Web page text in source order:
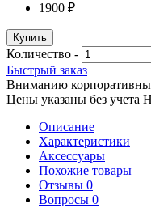
1900 ₽
Купить
Количество -
Быстрый заказ
Вниманию
Цены указаны без учета
Описание
Характеристики
Аксессуары
Похожие товары
Отзывы 0
Вопросы 0